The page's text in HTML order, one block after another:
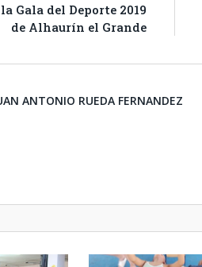
Gala del Deporte 2019
de Alhaurín el Grande
ANTONIO RUEDA FERNANDEZ